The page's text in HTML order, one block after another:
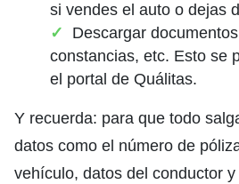
si vendes el auto o dejas
Descargar
constancias, etc. Esto se
el portal de Quálitas.
Y recuerda: para que todo
datos como el número de
vehículo, datos del conductor